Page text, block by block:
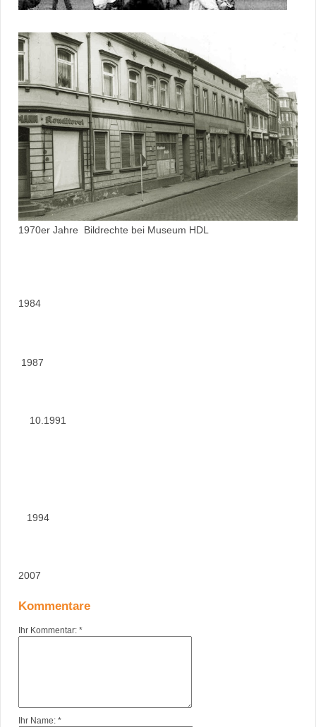
1970er Jahre Bildrechte bei Museum HDL
1984
1987
10.1991
1994
2007
Kommentare
Ihr Kommentar: *
Ihr Name: *